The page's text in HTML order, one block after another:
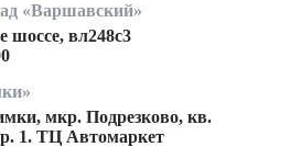
«Варшавский»
шоссе, вл248с3
мкр. Подрезково, кв.
1. ТЦ Автомаркет